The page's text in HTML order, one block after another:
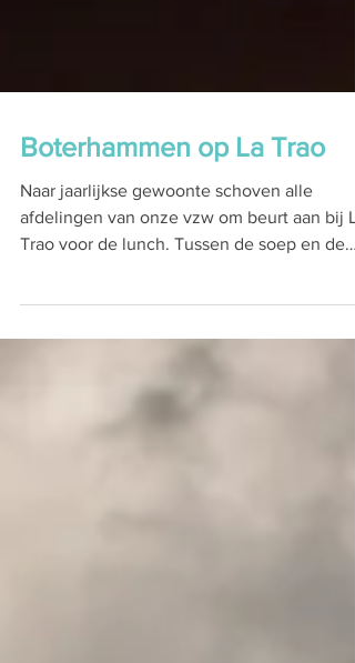
Boterhammen op La Trao
Naar jaarlijkse gewoonte schoven alle
Trao voor de lunch. Tussen de soep en de
koffie werd...